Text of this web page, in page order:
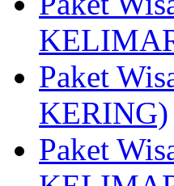
Paket
KERING)
Paket